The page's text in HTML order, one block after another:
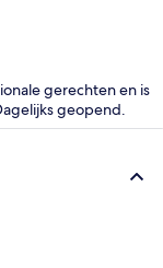
gerechten en is
geopend.